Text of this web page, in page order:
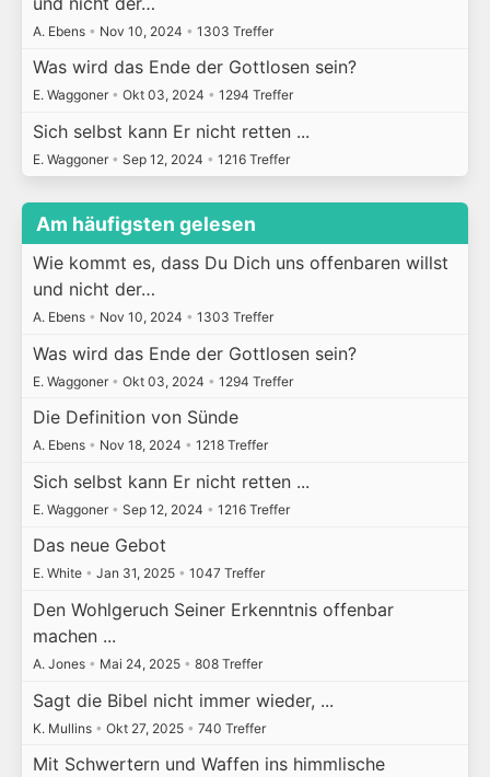
A. Ebens • Nov 10, 2024 • 1303 Treffer
Was wird das Ende der Gottlosen sein?
E. Waggoner • Okt 03, 2024 • 1294 Treffer
Sich selbst kann Er nicht retten ...
E. Waggoner • Sep 12, 2024 • 1216 Treffer
Am häufigsten gelesen
Wie kommt es, dass Du Dich uns offenbaren willst
und nicht der…
A. Ebens • Nov 10, 2024 • 1303 Treffer
Was wird das Ende der Gottlosen sein?
E. Waggoner • Okt 03, 2024 • 1294 Treffer
Die Definition von Sünde
A. Ebens • Nov 18, 2024 • 1218 Treffer
Sich selbst kann Er nicht retten ...
E. Waggoner • Sep 12, 2024 • 1216 Treffer
Das neue Gebot
E. White • Jan 31, 2025 • 1047 Treffer
Den Wohlgeruch Seiner Erkenntnis offenbar
machen ...
A. Jones • Mai 24, 2025 • 808 Treffer
Sagt die Bibel nicht immer wieder, ...
K. Mullins • Okt 27, 2025 • 740 Treffer
Mit Schwertern und Waffen ins himmlische